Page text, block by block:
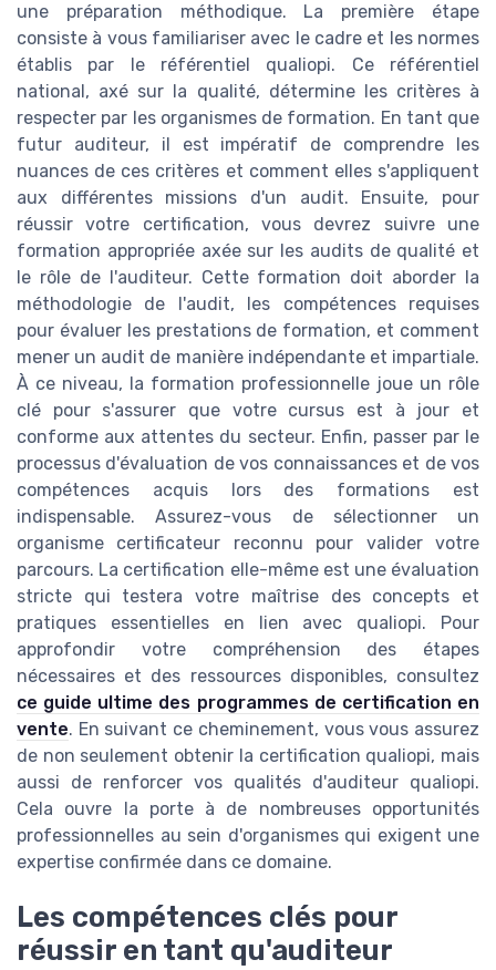
une préparation méthodique. La première étape
consiste à vous familiariser avec le cadre et les normes
établis par le référentiel qualiopi. Ce référentiel
national, axé sur la qualité, détermine les critères à
respecter par les organismes de formation. En tant que
futur auditeur, il est impératif de comprendre les
nuances de ces critères et comment elles s'appliquent
aux différentes missions d'un audit. Ensuite, pour
réussir votre certification, vous devrez suivre une
formation appropriée axée sur les audits de qualité et
le rôle de l'auditeur. Cette formation doit aborder la
méthodologie de l'audit, les compétences requises
pour évaluer les prestations de formation, et comment
mener un audit de manière indépendante et impartiale.
À ce niveau, la formation professionnelle joue un rôle
clé pour s'assurer que votre cursus est à jour et
conforme aux attentes du secteur. Enfin, passer par le
processus d'évaluation de vos connaissances et de vos
compétences acquis lors des formations est
indispensable. Assurez-vous de sélectionner un
organisme certificateur reconnu pour valider votre
parcours. La certification elle-même est une évaluation
stricte qui testera votre maîtrise des concepts et
pratiques essentielles en lien avec qualiopi. Pour
approfondir votre compréhension des étapes
nécessaires et des ressources disponibles, consultez
ce guide ultime des programmes de certification en
vente. En suivant ce cheminement, vous vous assurez
de non seulement obtenir la certification qualiopi, mais
aussi de renforcer vos qualités d'auditeur qualiopi.
Cela ouvre la porte à de nombreuses opportunités
professionnelles au sein d'organismes qui exigent une
expertise confirmée dans ce domaine.
Les compétences clés pour
réussir en tant qu'auditeur